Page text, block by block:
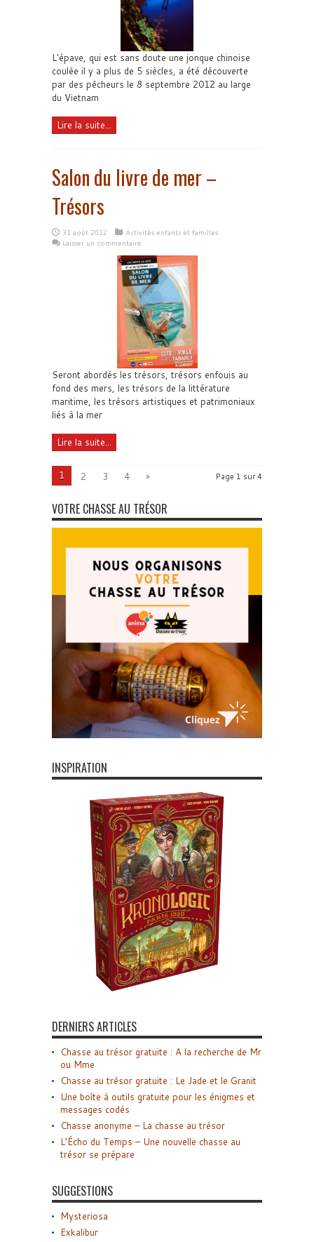
L'épave, qui est sans doute une jonque chinoise
coulée il y a plus de 5 siècles, a été découverte
par des pêcheurs le 8 septembre 2012 au large
du Vietnam
Lire la suite...
Salon du livre de mer –
Trésors
31 août 2012
Activités enfants et familles
Laisser un commentaire
Seront abordés les trésors, trésors enfouis au
fond des mers, les trésors de la littérature
maritime, les trésors artistiques et patrimoniaux
liés à la mer
Lire la suite...
Page 1 sur 4
1 2 3 4 »
VOTRE CHASSE AU TRÉSOR
INSPIRATION
DERNIERS ARTICLES
Chasse au trésor gratuite : A la recherche de Mr
ou Mme
Chasse au trésor gratuite : Le Jade et le Granit
Une boîte à outils gratuite pour les énigmes et
messages codés
Chasse anonyme – La chasse au trésor
L’Écho du Temps – Une nouvelle chasse au
trésor se prépare
SUGGESTIONS
Mysteriosa
Exkalibur